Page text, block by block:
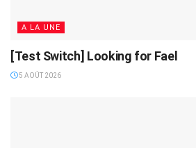
A LA UNE
[Test Switch] Looking for Fael
5 AOÛT 2026